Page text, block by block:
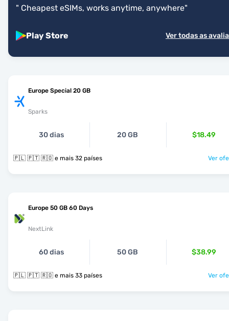
" Cheapest eSIMs, works anytime, anywhere"
Play Store Ver todas as
Europe Special 20 GB
Sparks
30 dias 20 GB $18.49
🇵🇱 🇵🇹 🇷🇴 e mais 32 países Ver
Europe 50 GB 60 Days
NextLink
60 dias 50 GB $38.99
🇵🇱 🇵🇹 🇷🇴 e mais 33 países Ver